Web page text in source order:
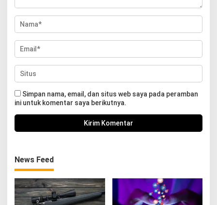
Simpan nama, email, dan situs web saya pada peramban
ini untuk komentar saya berikutnya.
News Feed